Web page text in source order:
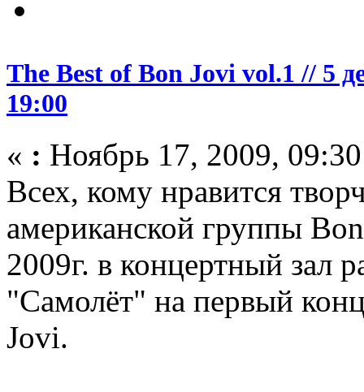
The Best of Bon Jovi vol.1 // 5
19:00
« : Ноябрь 17, 2009,
Всех, кому нравится
американской группы
2009г. в концертный зал
"Самолёт" на первый
Jovi.